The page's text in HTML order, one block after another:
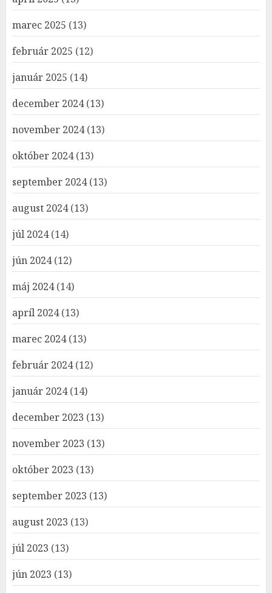
marec 2025 (13)
február 2025 (12)
január 2025 (14)
december 2024(13)
november 2024(13)
október 2024(13)
september 2024(13)
august 2024(13)
júl 2024(14)
jún 2024(12)
máj 2024(14)
apríl 2024(13)
marec 2024(13)
február 2024(12)
január 2024(14)
december 2023 (13)
november 2023 (13)
október 2023 (13)
september 2023 (13)
august 2023 (13)
júl 2023 (13)
jún 2023 (13)